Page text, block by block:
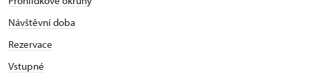
Návštěvní doba
Rezervace
Vstupné